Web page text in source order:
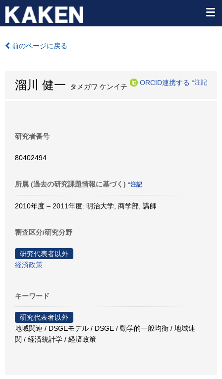
前のページに戻る
溜川 健一 タメガワ ケンイチ
ORCID連携する *注記
研究者番号
80402494
所属 (過去の研究課題情報に基づく) *注記
2010年度 – 2011年度: 明治大学, 商学部, 講師
審査区分/研究分野
研究代表者以外
経済政策
キーワード
研究代表者以外
地域関連 / DSGEモデル / DSGE / 動学的一般均衡 / 地域連
関 / 経済統計学 / 経済政策